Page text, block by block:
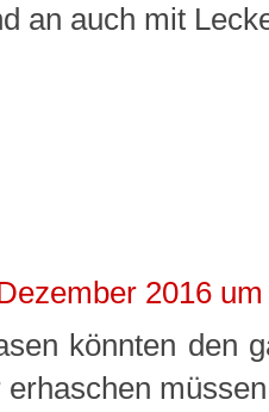
an auch mit
2016
könnten den